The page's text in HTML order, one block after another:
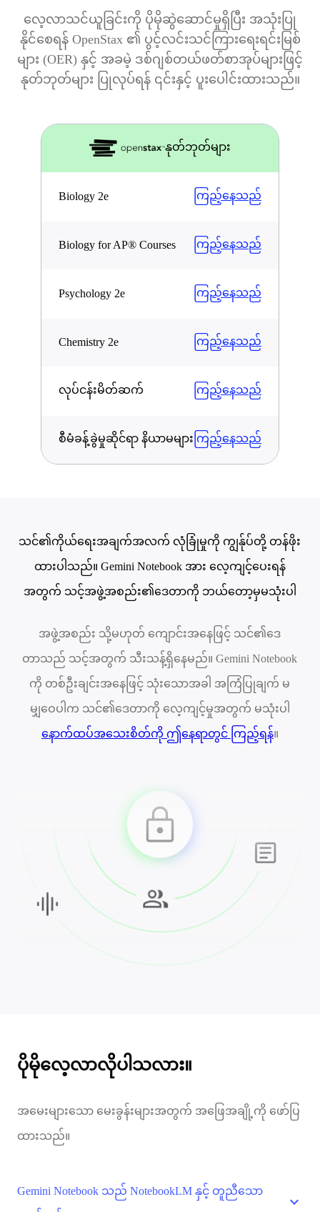
လေ့လာသင်ယူခြင်းကို ပိုမိုဆွဲဆောင်မှုရှိပြီး အသုံးပြု
နိုင်စေရန် OpenStax ၏ ပွင့်လင်းသင်ကြားရေးရင်းမြစ်
များ (OER) နှင့် အခမဲ့ ဒစ်ဂျစ်တယ်ဖတ်စာအုပ်များဖြင့်
နုတ်ဘုတ်များ ပြုလုပ်ရန် ၎င်းနှင့် ပူးပေါင်းထားသည်။
နုတ်ဘုတ်များ
Biology 2e ကြည့်နေသည်
Biology for AP® Courses ကြည့်နေသည်
Psychology 2e ကြည့်နေသည်
Chemistry 2e ကြည့်နေသည်
လုပ်ငန်းမိတ်ဆက် ကြည့်နေသည်
စီမံခန့်ခွဲမှုဆိုင်ရာ နိယာမများ ကြည့်နေသည်
သင်၏ကိုယ်ရေးအချက်အလက် လုံခြုံမှုကို ကျွန်ုပ်တို့ တန်ဖိုး
ထားပါသည်။ Gemini Notebook အား လေ့ကျင့်ပေးရန်
အတွက် သင့်အဖွဲ့အစည်း၏ဒေတာကို ဘယ်တော့မှမသုံးပါ
အဖွဲ့အစည်း သို့မဟုတ် ကျောင်းအနေဖြင့် သင်၏ဒေ
တာသည် သင့်အတွက် သီးသန့်ရှိနေမည်။ Gemini Notebook
ကို တစ်ဦးချင်းအနေဖြင့် သုံးသောအခါ အကြံပြုချက် မ
မျှဝေပါက သင်၏ဒေတာကို လေ့ကျင့်မှုအတွက် မသုံးပါ
နောက်ထပ်အသေးစိတ်ကို ဤနေရာတွင် ကြည့်ရန်။
ပိုမိုလေ့လာလိုပါသလား။
အမေးများသော မေးခွန်းများအတွက် အဖြေအချို့ကို ဖော်ပြ
ထားသည်။
Gemini Notebook သည် NotebookLM နှင့် တူညီသော
expand_more